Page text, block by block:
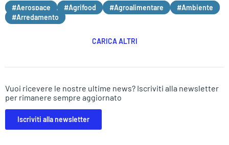
#Aerospace #Agrifood #Agroalimentare
#Ambiente
#Arredamento
CARICA ALTRI
Vuoi ricevere le nostre ultime news? Iscriviti alla newsletter
per rimanere sempre aggiornato
Iscriviti alla newsletter